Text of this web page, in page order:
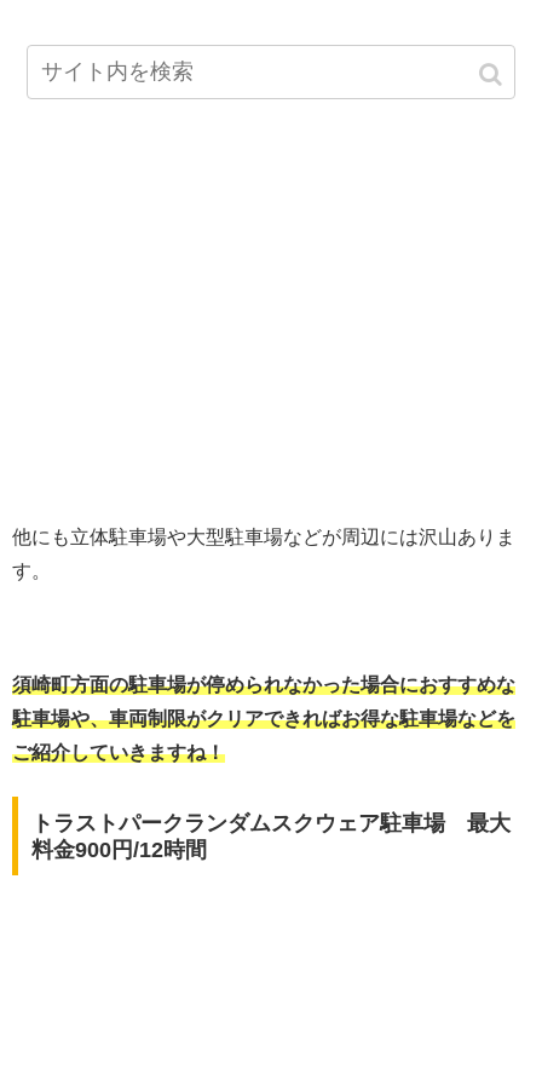
他にも立体駐車場や大型駐車場などが周辺には沢山ありま
す。
須崎町方面の駐車場が停められなかった場合におすすめな
駐車場や、車両制限がクリアできればお得な駐車場などを
ご紹介していきますね！
トラストパークランダムスクウェア駐車場 最大
料金900円/12時間